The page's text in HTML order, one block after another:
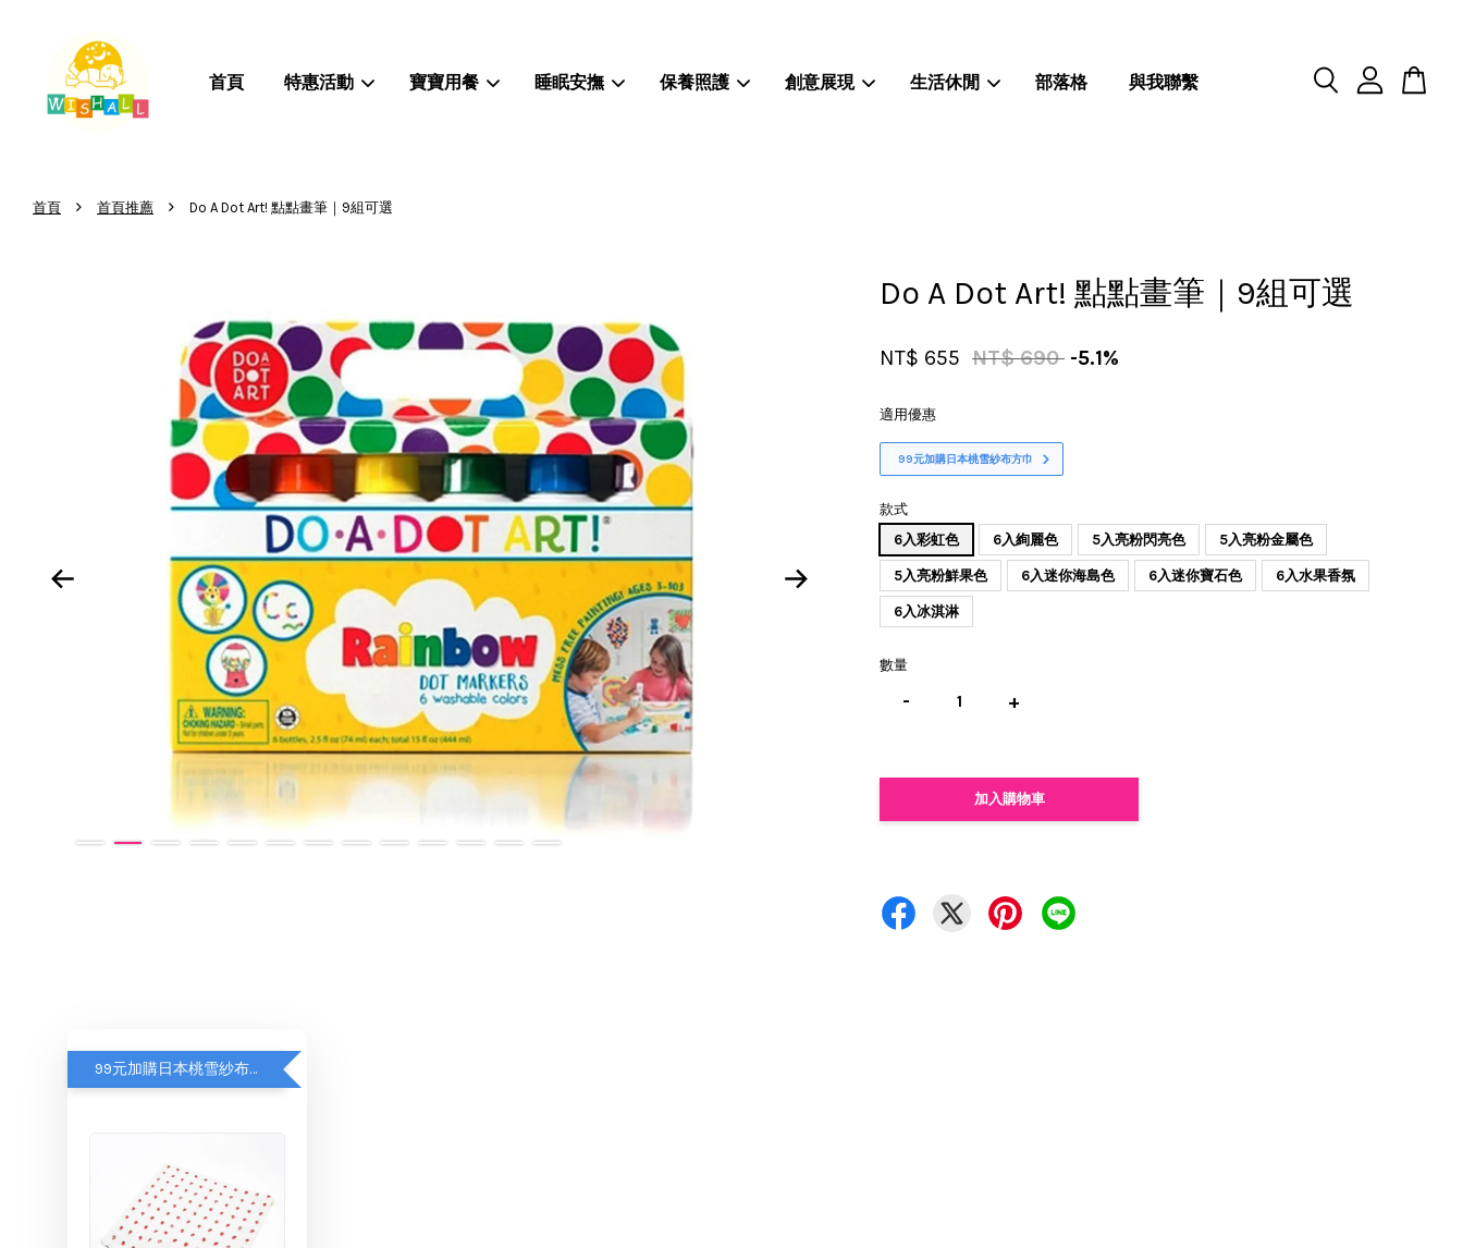
首頁 特惠活動 寶寶用餐 睡眠安撫 保養照護 創意展現 生活休閒 部落格 與我聯繫
首頁 › 首頁推薦 › Do A Dot Art! 點點畫筆｜9組可選
Do A Dot Art! 點點畫筆｜9組可選
NT$ 655 NT$ 690 -5.1%
適用優惠
99元加購日本桃雪紗布方巾
款式
6入彩虹色
6入絢麗色 5入亮粉閃亮色 5入亮粉金屬色
5入亮粉鮮果色 6入迷你海島色 6入迷你寶石色 6入水果香氛
6入冰淇淋
數量
- +
加入購物車
99元加購日本桃雪紗布方巾